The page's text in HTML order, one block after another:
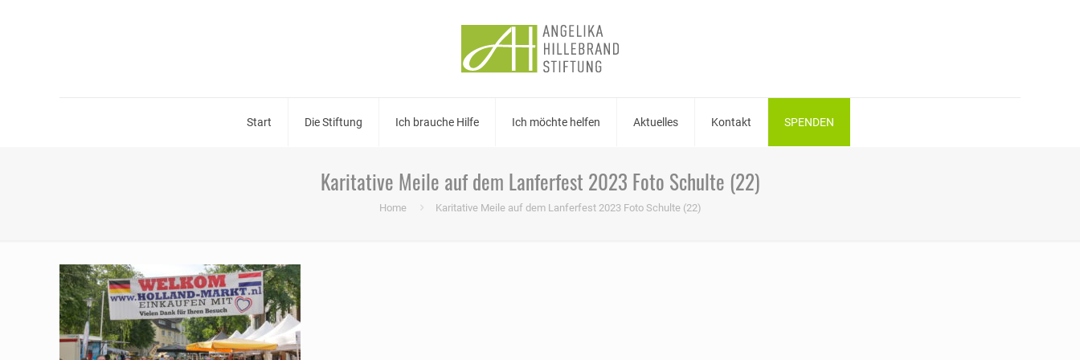
Start Die Stiftung Ich brauche Hilfe Ich möchte helfen Aktuelles Kontakt SPENDEN
Karitative Meile auf dem Lanferfest 2023 Foto Schulte (22)
Home Karitative Meile auf dem Lanferfest 2023 Foto Schulte (22)